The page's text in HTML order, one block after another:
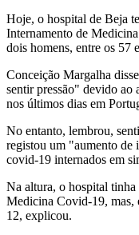
Hoje, o hospital de Beja
Internamento de
dois homens, entre os 57
Conceição Margalha
sentir pressão" devido ao
nos últimos dias em
No entanto, lembrou,
registou um "aumento de
covid-19 internados em
Na altura, o hospital
Medicina Covid-19, mas,
12, explicou.